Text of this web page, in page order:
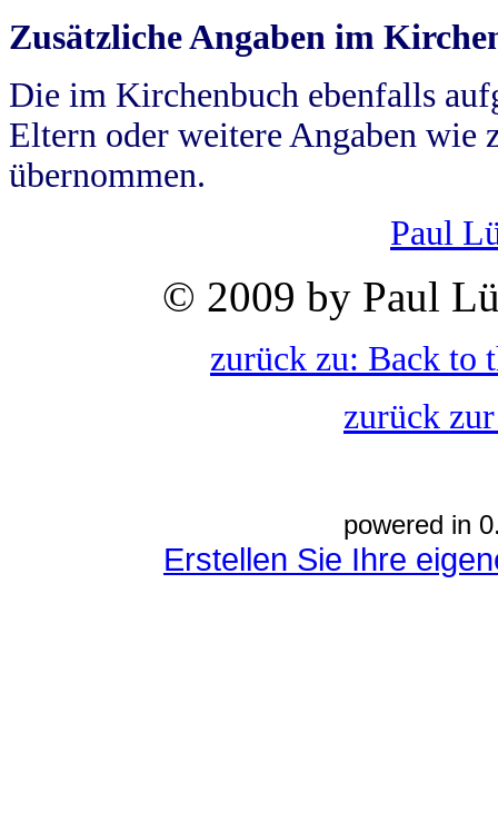
Zusätzliche Angaben im
Die im Kirchenbuch ebenfalls
Eltern oder weitere Angaben wie
übernommen.
Paul
© 2009 by Paul
zurück zu: Back to
zurück
powered in
Erstellen Sie Ihre